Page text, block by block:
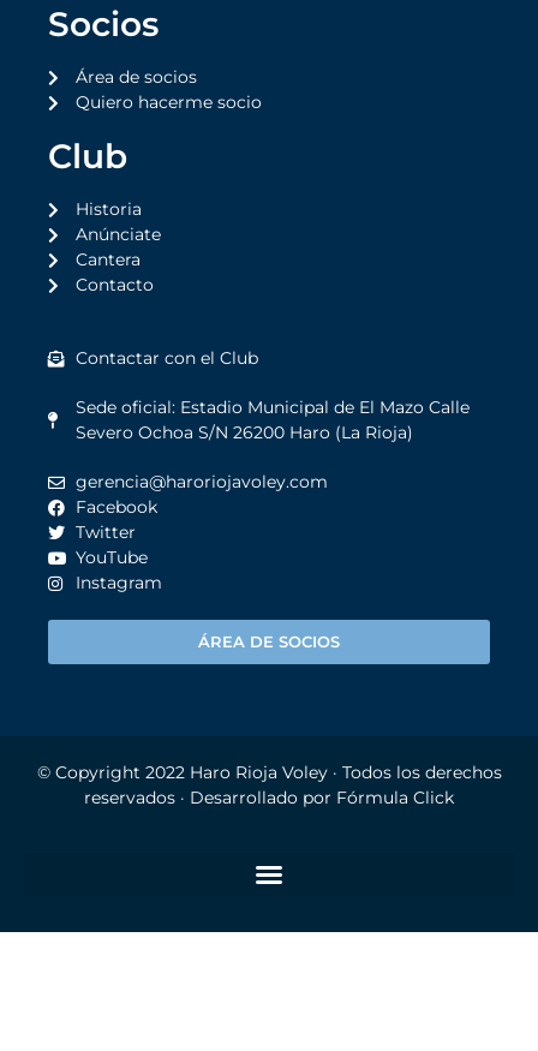
Socios
Área de socios
Quiero hacerme socio
Club
Historia
Anúnciate
Cantera
Contacto
Contactar con el Club
Sede oficial: Estadio Municipal de El Mazo Calle
Severo Ochoa S/N 26200 Haro (La Rioja)
gerencia@haroriojavoley.com
Facebook
Twitter
YouTube
Instagram
ÁREA DE SOCIOS
© Copyright 2022 Haro Rioja Voley· Todos los derechos
reservados · Desarrollado por Fórmula Click